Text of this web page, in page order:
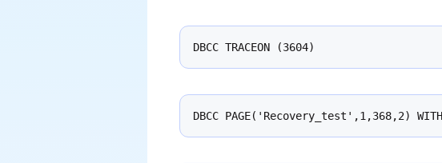
DBCC TRACEON (3604)
DBCC PAGE('Recovery_test',1,368,2)